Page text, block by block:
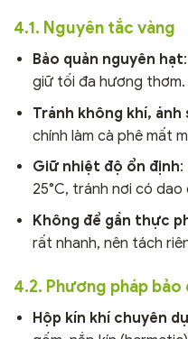
4.1. Nguyên tắc vàng
Bảo quản nguyên hạt
giữ tối đa hương thơm.
Tránh không khí, ánh
chính làm cà phê mất
Giữ nhiệt độ ổn định:
25°C, tránh nơi có
Không để gần thực
rất nhanh, nên tách
4.2. Phương pháp
Hộp kín khí chuyên